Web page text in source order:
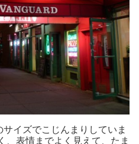
イズでこじんまりしていま
、表情までよく見えて、たま